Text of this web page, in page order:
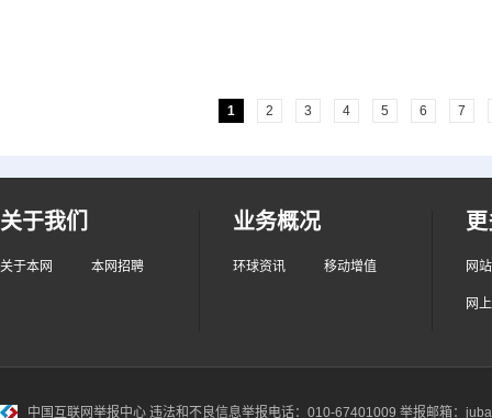
1 2 3 4 5 6 7
关于我们
关于本网 本网招聘
业务概况
环球资讯 移动增值 网
网
中国互联网举报中心 违法和不良信息举报电话：010-67401009 举报邮箱：